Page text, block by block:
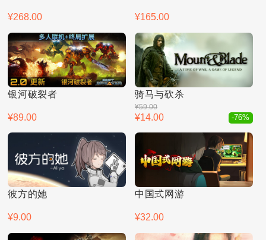
¥268.00 ¥165.00
银河破裂者
¥89.00
骑马与砍杀
¥59.00
¥14.00 -76%
彼方的她
¥9.00
中国式网游
¥32.00